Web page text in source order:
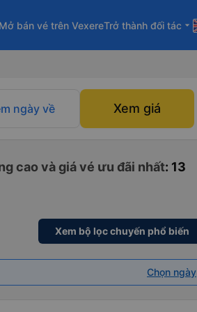
Mở bán vé trên VexereTrở thành đối tác arrow_drop_down
ngày về Xem giá
cao và giá vé ưu đãi nhất: 13
Xem bộ lọc chuyến phổ biến
Chọn ngày